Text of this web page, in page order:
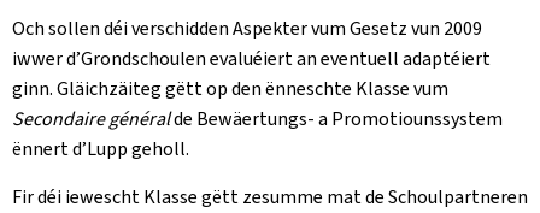
Och sollen déi verschidden Aspekter vum Gesetz vun 2009
iwwer d’Grondschoulen evaluéiert an eventuell adaptéiert
ginn. Gläichzäiteg gëtt op den ënneschte Klasse vum
Secondaire généralde Bewäertungs- a Promotiounssystem
ënnert d’Lupp geholl.
Fir déi iewescht Klasse gëtt zesumme mat de Schoulpartneren